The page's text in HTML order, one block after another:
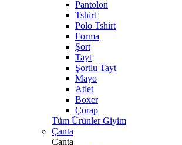
Pantolon
Tshirt
Polo Tshirt
Forma
Şort
Tayt
Şortlu Tayt
Mayo
Atlet
Boxer
Çorap
Tüm Ürünler Giyim
Çanta
Çanta